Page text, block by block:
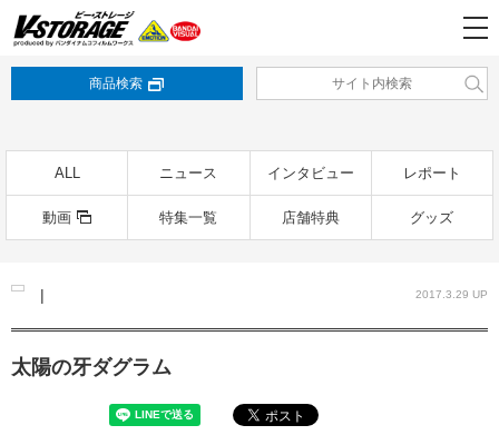
商品検索
ALL ニュース インタビュー レポート
動画 特集一覧 店舗特典 グッズ
| 2017.3.29 UP
太陽の牙ダグラム